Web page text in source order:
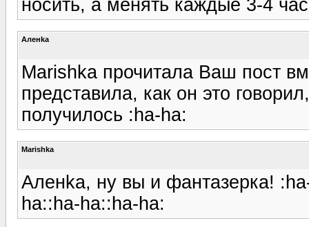
носить, а менять каждые 3-4
Аленka
Marishka прочитала Ваш пост
представила, как он это
получилось :ha-ha:
Marishka
Аленka, ну вы и фантазерка!
ha::ha-ha::ha-ha: